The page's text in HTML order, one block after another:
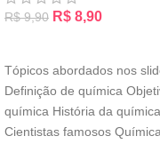
R$9,90 R$ 8,90
Tópicos abordados nos
Definição de química
química História da química
Cientistas famosos